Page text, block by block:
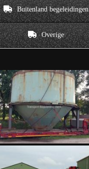
Buitenland begeleidingen
Overige